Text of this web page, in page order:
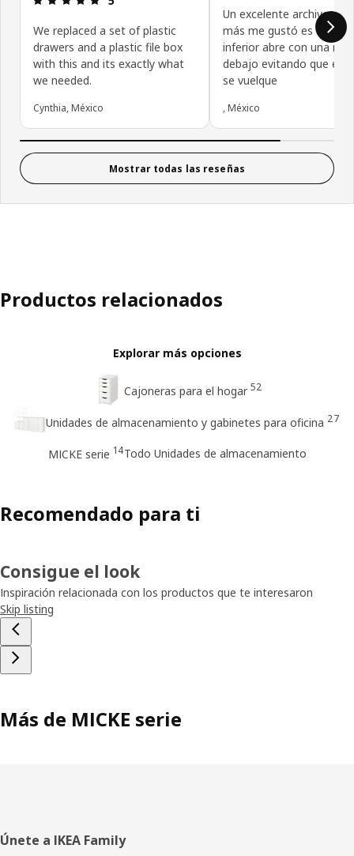
We replaced a set of plastic
drawers and a plastic file box
with this and its exactly what
we needed.
Cynthia, México
Un excelente archivero,
más me gustó es que el
inferior abre con una
debajo evitando que el
se vuelque
, México
Mostrar todas las reseñas
Productos relacionados
Explorar más opciones
Cajoneras para el hogar 52
Unidades de almacenamiento y gabinetes para oficina 27
MICKE serie 14Todo Unidades de almacenamiento
Recomendado para ti
Consigue el look
Inspiración relacionada con los productos que te interesaron
Skip listing
Más de MICKE serie
Pie
Únete a IKEA Family